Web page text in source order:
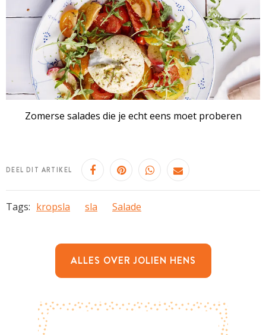
Zomerse salades die je echt eens moet proberen
DEEL DIT ARTIKEL
Tags: kropsla sla Salade
ALLES OVER JOLIEN HENS